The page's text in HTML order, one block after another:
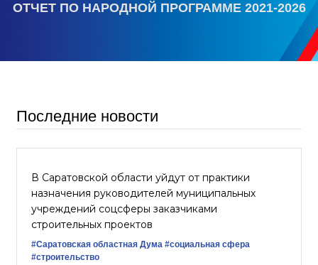
ОТЧЕТ ПО НАРОДНОЙ ПРОГРАММЕ 2021-2026
Последние новости
В Саратовской области уйдут от практики
назначения руководителей муниципальных
учреждений соцсферы заказчиками
строительных проектов
#Саратовская областная Дума #социальная сфера
#строительство